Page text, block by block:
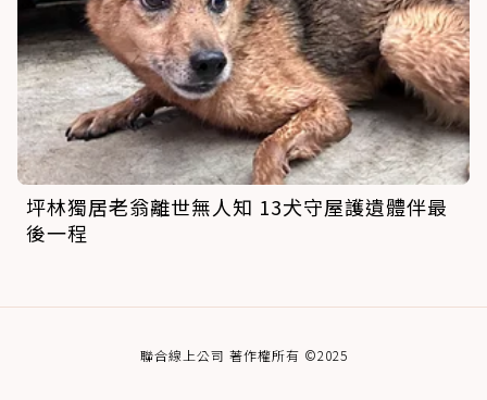
坪林獨居老翁離世無人知 13犬守屋護遺體伴最
後一程
聯合線上公司 著作權所有 ©2025